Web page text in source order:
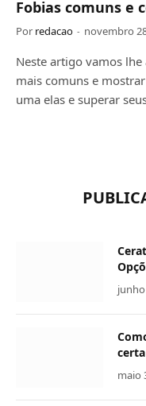
Fobias comuns e
Por redacao novembro
Neste artigo vamos
mais comuns e
uma elas e superar
junho
certa
maio